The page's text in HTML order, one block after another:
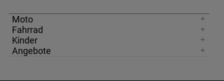
Moto
Fahrrad
Kinder
Angebote